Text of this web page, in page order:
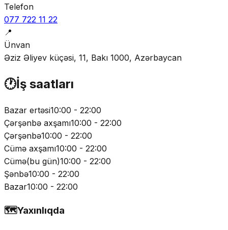
Telefon
077 722 11 22
📍
Ünvan
Əziz Əliyev küçəsi, 11, Bakı 1000, Azərbaycan
🕐İş saatları
Bazar ertəsi10:00 - 22:00
Çərşənbə axşamı10:00 - 22:00
Çərşənbə10:00 - 22:00
Cümə axşamı10:00 - 22:00
Cümə(bu gün)10:00 - 22:00
Şənbə10:00 - 22:00
Bazar10:00 - 22:00
🗺️Yaxınlıqda